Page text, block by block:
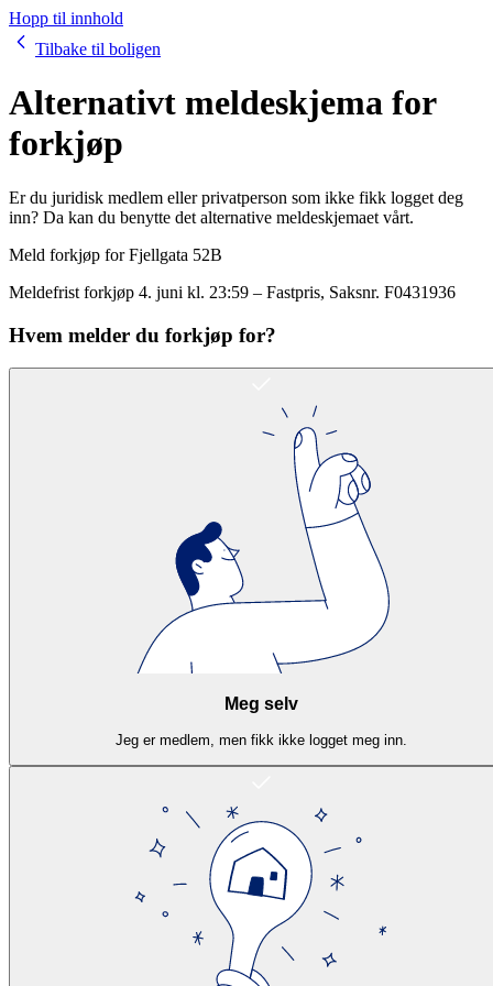
Hopp til innhold
Tilbake til boligen
Alternativt meldeskjema for
forkjøp
Er du juridisk medlem eller privatperson som ikke fikk logget deg
inn? Da kan du benytte det alternative meldeskjemaet vårt.
Meld forkjøp forFjellgata 52B
Meldefrist forkjøp 4. juni kl. 23:59 – Fastpris, Saksnr. F0431936
Hvem melder du forkjøp for?
Meg selv
Jeg er medlem, men fikk ikke logget meg inn.